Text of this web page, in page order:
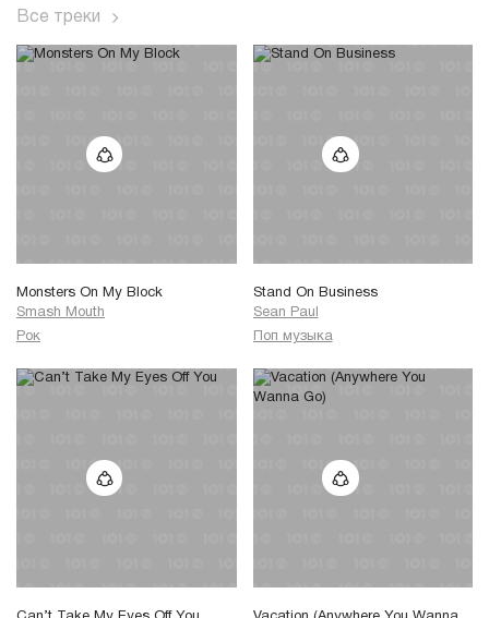
Все треки
Monsters On My Block
Smash Mouth
Рок
Stand On Business
Sean Paul
Поп музыка